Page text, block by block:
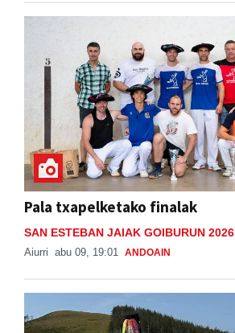
Pala txapelketako finalak
SAN ESTEBAN JAIAK GOIBURUN 2026
Aiurri abu 09, 19:01 ANDOAIN